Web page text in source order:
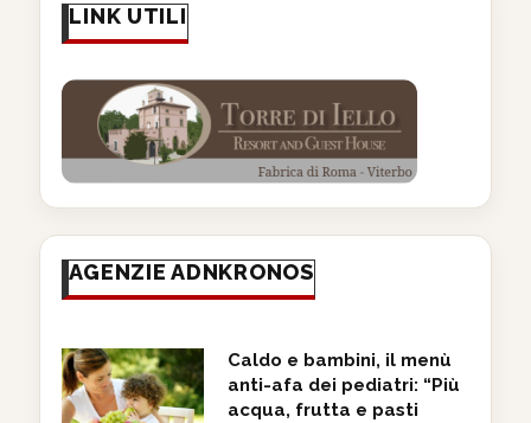
LINK UTILI
AGENZIE ADNKRONOS
Caldo e bambini, il menù
anti-afa dei pediatri: “Più
acqua, frutta e pasti